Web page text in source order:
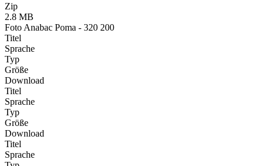
Zip
2.8 MB
Foto Anabac Poma - 320 200
Titel
Sprache
Typ
Größe
Download
Titel
Sprache
Typ
Größe
Download
Titel
Sprache